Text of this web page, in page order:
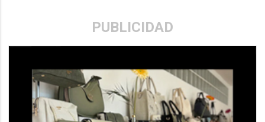
PUBLICIDAD